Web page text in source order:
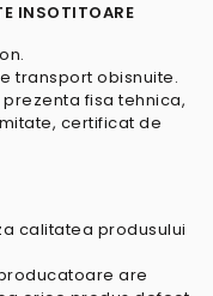
INSOTITOARE
transport obisnuite.
fisa tehnica,
certificat de
calitatea produsului
are